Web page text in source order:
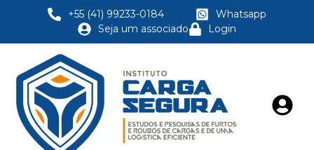
+55 (41) 99233-0184
Whatsapp
Seja um associado
Login